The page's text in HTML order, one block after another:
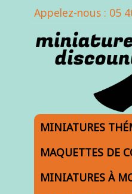
Appelez-nous : 05
MINIATURES
MAQUETTES DE
MINIATURES À